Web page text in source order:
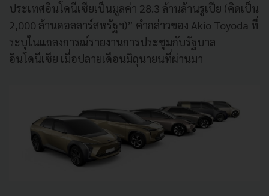
ประเทศอินโดนีเซียเป็นมูลค่า 28.3 ล้านล้านรูเปีย (คิดเป็น
2,000 ล้านดอลลาร์สหรัฐฯ)” คำกล่าวของ Akio Toyoda ที่
ระบุในแถลงการณ์รายงานการประชุมกับรัฐบาล
อินโดนีเซีย เมื่อปลายเดือนมิถุนายนที่ผ่านมา